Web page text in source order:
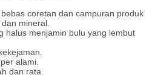
coretan dan campuran produk
mineral.
halus menjamin bulu yang lembut
alami.
dan rata.